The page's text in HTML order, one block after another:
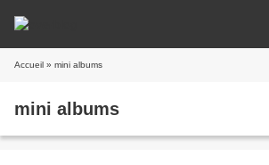
Accueil » mini albums
mini albums